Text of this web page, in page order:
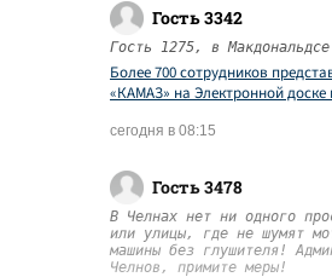
Гость 3342
Гость 1275, в
Более 700 сотрудников
«КАМАЗ» на Электронной доске
сегодня в 08:15
Гость 3478
В Челнах нет ни одного
или улицы, где не шумят
машины без глушителя!
Челнов, примите меры!